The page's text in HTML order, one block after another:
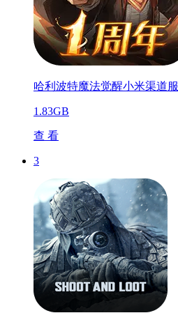
哈利波特魔法觉醒小米渠道服
1.83GB
查 看
3